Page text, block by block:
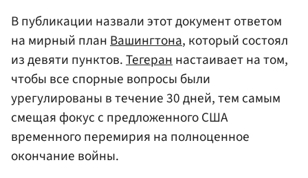
В публикации назвали этот документ ответом
на мирный планВашингтона, который состоял
из девяти пунктов.Тегераннастаивает на том,
чтобы все спорные вопросы были
урегулированы в течение 30 дней, тем самым
смещая фокус с предложенного США
временного перемирия на полноценное
окончание войны.